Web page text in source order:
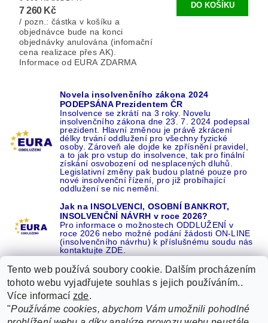
7 260 Kč
/ pozn.: částka v košíku a
objednávce bude na konci
objednávky anulována (infomační
cena realizace přes AK).
Informace od EURA ZDARMA
Novela insolvenčního zákona 2024
PODEPSÁNA Prezidentem ČR
Insolvence se zkrátí na 3 roky. Novelu
insolvenčního zákona dne 23. 7. 2024 podepsal
prezident. Hlavní změnou je právě zkrácení
délky trvání oddlužení pro všechny fyzické
osoby. Zároveň ale dojde ke zpřísnění pravidel,
a to jak pro vstup do insolvence, tak pro finální
získání osvobození od nesplacených dluhů.
Legislativní změny pak budou platné pouze pro
nové insolvenční řízení, pro již probíhající
oddlužení se nic nemění.
Jak na INSOLVENCI, OSOBNÍ BANKROT,
INSOLVENČNÍ NÁVRH v roce 2026?
Pro informace o možnostech ODDLUŽENÍ v
roce 2026 nebo možné podání žádosti ON-LINE
(insolvenčního návrhu) k příslušnému soudu nás
kontaktujte ZDE.
Recenze o NÁS na GOOGLE 16 let REFERENCÍ v celé ČR |
Recenze o NÁS na SEZNAMU |
Tento web používá soubory cookie. Dalším procházením
tohoto webu vyjadřujete souhlas s jejich používáním..
Více informací zde.
"Používáme cookies, abychom Vám umožnili pohodlné